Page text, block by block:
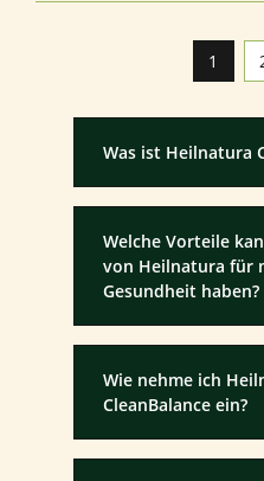
Seite
1
Was ist Heilnatura
Welche Vorteile
von Heilnatura für
Gesundheit haben?
Wie nehme ich
CleanBalance ein?